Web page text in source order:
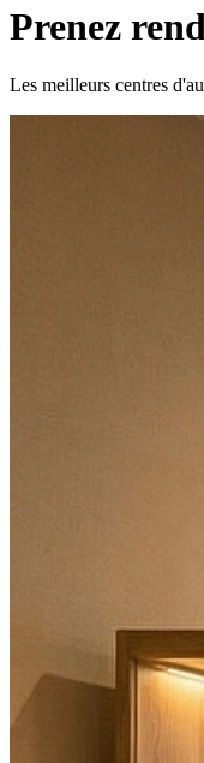
Prenez
Les meilleurs centres